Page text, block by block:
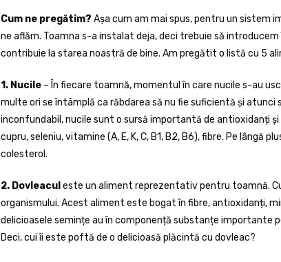
Cum ne pregătim? Așa cum am mai spus, pentru un sistem
ne aflăm. Toamna s-a instalat deja, deci trebuie să
contribuie la starea noastră de bine. Am pregătit o listă cu 5
1. Nucile – În fiecare toamnă, momentul în care nucile s-au
multe ori se întâmplă ca răbdarea să nu fie suficientă și atunci
inconfundabil, nucile sunt o sursă importantă de antioxidanți
cupru, seleniu, vitamine (A, E, K, C, B1, B2, B6), fibre. Pe
colesterol.
2. Dovleacul este un aliment reprezentativ pentru toamnă.
organismului. Acest aliment este bogat în fibre, antioxidanți,
delicioasele semințe au în componență substanțe importante
Deci, cui îi este poftă de o delicioasă plăcintă cu dovleac?